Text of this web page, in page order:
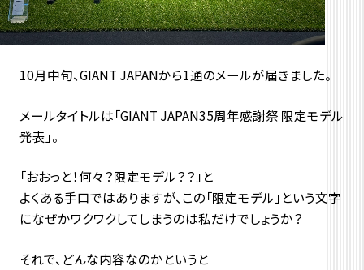
10月中旬、GIANT JAPANから1通のメールが届きました。
メールタイトルは「GIANT JAPAN35周年感謝祭 限定モデル
発表」。
「おおっと！何々？限定モデル？？」と
よくある手口ではありますが、この「限定モデル」という文字
になぜかワクワクしてしまうのは私だけでしょうか？
それで、どんな内容なのかというと